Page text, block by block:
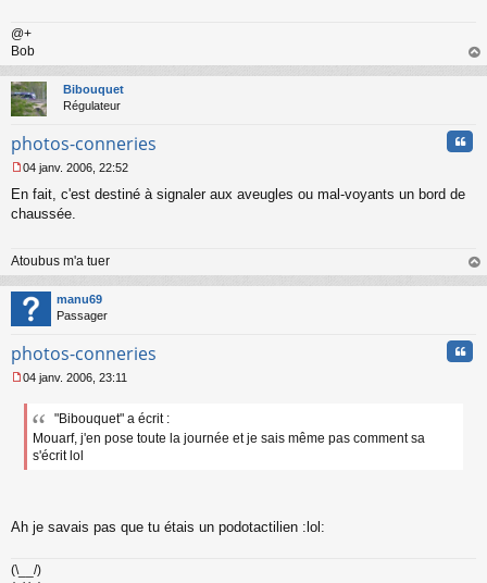
u
@+
Bob
au
Bibouquet
Régulateur
photos-conneries
e
s
g
e
n
o
n
u
04 janv. 2006, 22:52
En fait, c'est destiné à signaler aux aveugles ou mal-voyants un bord de
chaussée.
Atoubus m'a tuer
au
manu69
Passager
photos-conneries
e
g
n
04 janv. 2006, 23:11
"Bibouquet" a écrit :
Mouarf, j'en pose toute la journée et je sais même pas comment sa
s'écrit lol
Ah je savais pas que tu étais un podotactilien :lol:
(\__/)